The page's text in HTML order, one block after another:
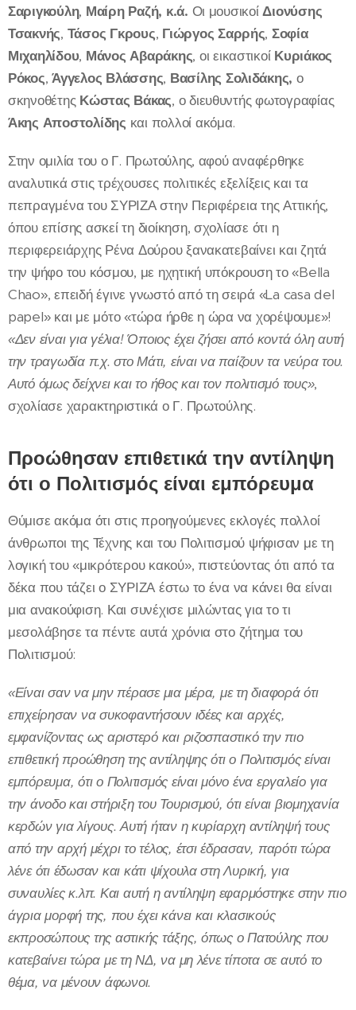
Σαριγκούλη, Μαίρη Ραζή, κ.ά. Οι μουσικοίΔιονύσης
Τσακνής, Τάσος Γκρους, Γιώργος Σαρρής, Σοφία
Μιχαηλίδου, Μάνος Αβαράκης, οι εικαστικοίΚυριάκος
Ρόκος,Άγγελος Βλάσσης, Βασίλης Σολιδάκης, ο
σκηνοθέτης Κώστας Βάκας, ο διευθυντής φωτογραφίας
Άκης Αποστολίδης και πολλοί ακόμα.
Στην ομιλία του ο Γ. Πρωτούλης, αφού αναφέρθηκε
αναλυτικά στις τρέχουσες πολιτικές εξελίξεις και τα
πεπραγμένα του ΣΥΡΙΖΑ στην Περιφέρεια της Αττικής,
όπου επίσης ασκεί τη διοίκηση, σχολίασε ότι η
περιφερειάρχης Ρένα Δούρου ξανακατεβαίνει και ζητά
την ψήφο του κόσμου, με ηχητική υπόκρουση το «Bella
Chao», επειδή έγινε γνωστό από τη σειρά «La casa del
papel» και με μότο «τώρα ήρθε η ώρα να χορέψουμε»!
«Δεν είναι για γέλια! Όποιος έχει ζήσει από κοντά όλη αυτή
την τραγωδία π.χ. στο Μάτι, είναι να παίζουν τα νεύρα του.
Αυτό όμως δείχνει και το ήθος και τον πολιτισμό τους»,
σχολίασε χαρακτηριστικά ο Γ. Πρωτούλης.
Προώθησαν επιθετικά την αντίληψη
ότι ο Πολιτισμός είναι εμπόρευμα
Θύμισε ακόμα ότι στις προηγούμενες εκλογές πολλοί
άνθρωποι της Τέχνης και του Πολιτισμού ψήφισαν με τη
λογική του «μικρότερου κακού», πιστεύοντας ότι από τα
δέκα που τάζει ο ΣΥΡΙΖΑ έστω το ένα να κάνει θα είναι
μια ανακούφιση. Και συνέχισε μιλώντας για το τι
μεσολάβησε τα πέντε αυτά χρόνια στο ζήτημα του
Πολιτισμού:
«Είναι σαν να μην πέρασε μια μέρα, με τη διαφορά ότι
επιχείρησαν να συκοφαντήσουν ιδέες και αρχές,
εμφανίζοντας ως αριστερό και ριζοσπαστικό την πιο
επιθετική προώθηση της αντίληψης ότι ο Πολιτισμός είναι
εμπόρευμα, ότι ο Πολιτισμός είναι μόνο ένα εργαλείο για
την άνοδο και στήριξη του Τουρισμού, ότι είναι βιομηχανία
κερδών για λίγους. Αυτή ήταν η κυρίαρχη αντίληψή τους
από την αρχή μέχρι το τέλος, έτσι έδρασαν, παρότι τώρα
λένε ότι έδωσαν και κάτι ψίχουλα στη Λυρική, για
συναυλίες κ.λπ. Και αυτή η αντίληψη εφαρμόστηκε στην πιο
άγρια μορφή της, που έχει κάνει και κλασικούς
εκπροσώπους της αστικής τάξης, όπως ο Πατούλης που
κατεβαίνει τώρα με τη ΝΔ, να μη λένε τίποτα σε αυτό το
θέμα, να μένουν άφωνοι.